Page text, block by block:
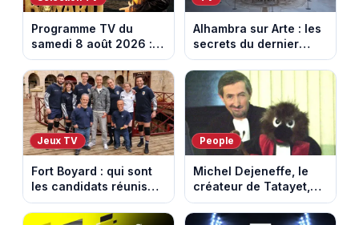
Programme TV du
samedi 8 août 2026 :
notre sélection pour
votre soirée télé
Alhambra sur Arte : les
secrets du dernier
sultanat musulman
d’Espagne
Jeux TV
Fort Boyard : qui sont
les candidats réunis
par Cyril Féraud ce
samedi 8 août 2026 ?
People
Michel Dejeneffe, le
créateur de Tatayet,
est mort à 77 ans